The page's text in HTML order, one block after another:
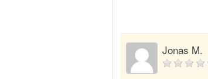
Jonas M.